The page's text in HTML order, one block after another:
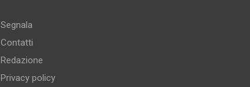
Segnala
Contatti
Redazione
Privacy policy